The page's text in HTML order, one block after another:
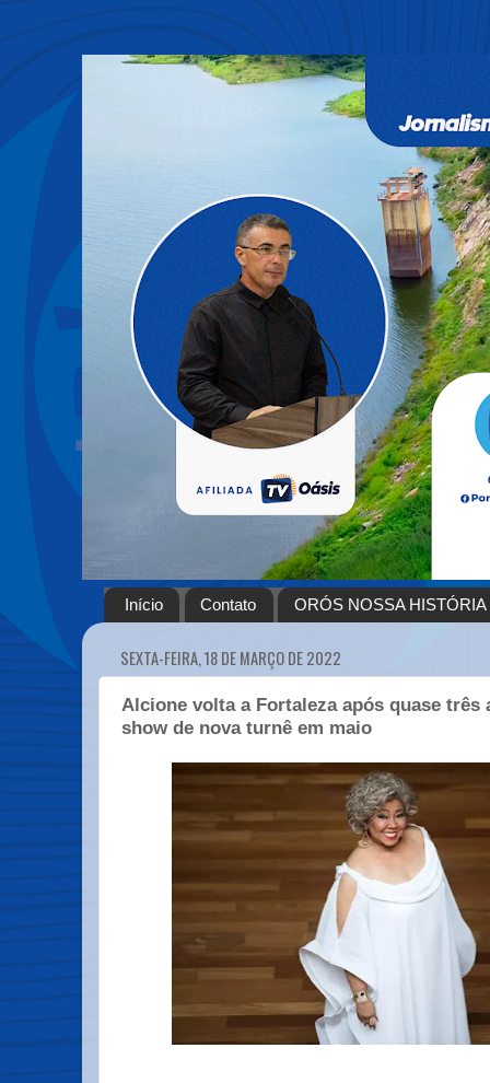
Início Contato ORÓS NOSSA HISTÓRIA
SEXTA-FEIRA, 18 DE MARÇO DE 2022
Alcione volta a Fortaleza após quase três
show de nova turnê em maio